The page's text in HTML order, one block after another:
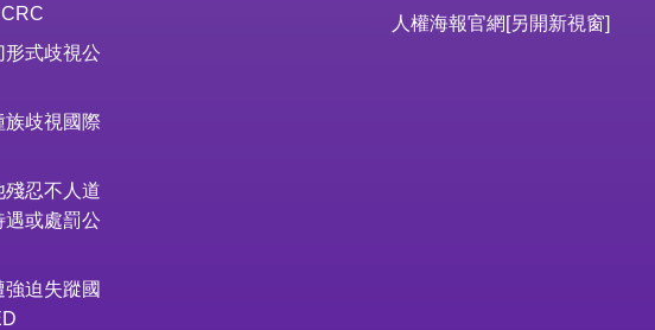
式歧視公
歧視國際
忍不人道
或處罰公
迫失蹤國
人權海報官網[另開新視窗]